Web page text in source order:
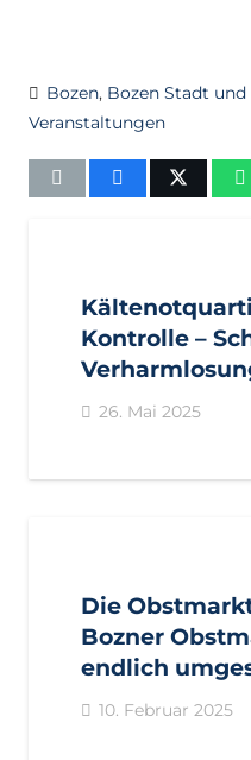
Bozen, Bozen Stadt und
Veranstaltungen
Kontrolle –
26. Mai 2025
Die
Bozner
endlich
10. Februar 2025